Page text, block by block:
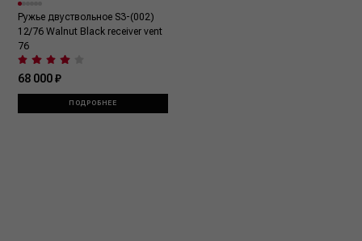
Ружье двуствольное S3-(002)
12/76 Walnut Black receiver vent
76
68 000 ₽
ПОДРОБНЕЕ